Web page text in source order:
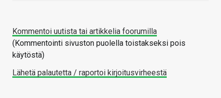
Kommentoi uutista tai artikkelia foorumilla
(Kommentointi sivuston puolella toistakseksi pois
käytöstä)
Lähetä palautetta / raportoi kirjoitusvirheestä